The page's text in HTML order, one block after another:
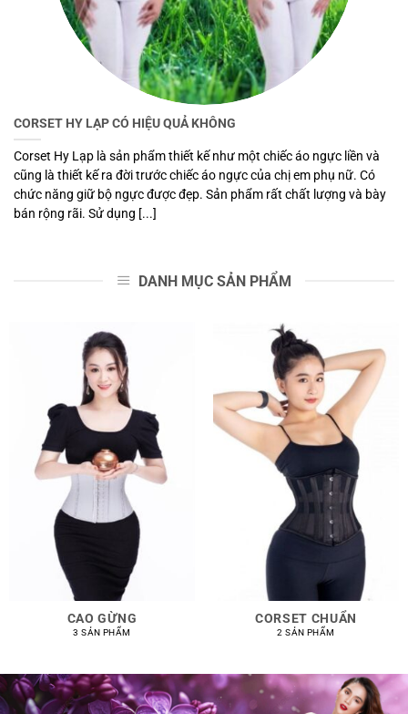
CORSET HY LẠP CÓ HIỆU QUẢ KHÔNG
Corset Hy Lạp là sản phẩm thiết kế như một chiếc áo ngực liền và
cũng là thiết kế ra đời trước chiếc áo ngực của chị em phụ nữ. Có
chức năng giữ bộ ngực được đẹp. Sản phẩm rất chất lượng và bày
bán rộng rãi. Sử dụng [...]
DANH MỤC SẢN PHẨM
CAO GỪNG
3 SẢN PHẨM
CORSET CHUẨN
2 SẢN PHẨM